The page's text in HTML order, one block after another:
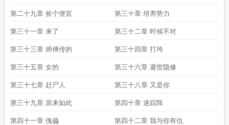
第二十九章 捡个便宜 第三十章 培养势力
第三十一章 来了 第三十二章 时候不对
第三十三章 师傅传的 第三十四章 打垮
第三十五章 女的 第三十六章 避世隐修
第三十七章 赶尸人 第三十八章 又是你
第三十九章 原来如此 第四十章 迷踪阵
第四十一章 傀儡 第四十二章 我与你有仇